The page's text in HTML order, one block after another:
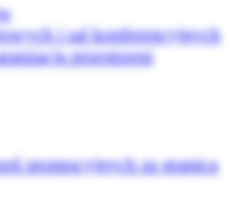
i sal konferencyjnych
przestrzeni
promocyjnych za granicą